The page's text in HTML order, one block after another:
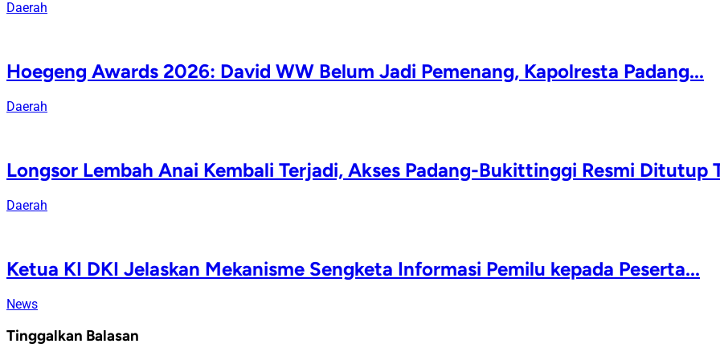
Daerah
Hoegeng Awards 2026: David WW Belum Jadi Pemenang, Kapolresta Padang...
Daerah
Longsor Lembah Anai Kembali Terjadi, Akses Padang-Bukittinggi Resmi Ditutup
Daerah
Ketua KI DKI Jelaskan Mekanisme Sengketa Informasi Pemilu kepada Peserta...
News
Tinggalkan Balasan